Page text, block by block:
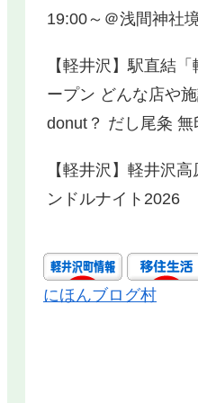
19:00～＠浅間神社境
【軽井沢】駅直結
ープン どんな店や
donut？ だし尾粂
【軽井沢】軽井沢
ンドルナイト2026
にほんブログ村